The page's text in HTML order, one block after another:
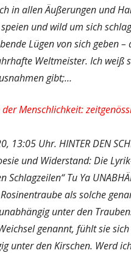
in allen Äußerungen und
und wild um sich
Lügen von sich geben –
Weltmeister. Ich weiß
gibt;…
Menschlichkeit:
13:05 Uhr. HINTER DEN
und Widerstand: Die
Schlagzeilen“ Tu Ya
als solche
unter den
genannt, fühlt sie
unter den Kirschen. Werd